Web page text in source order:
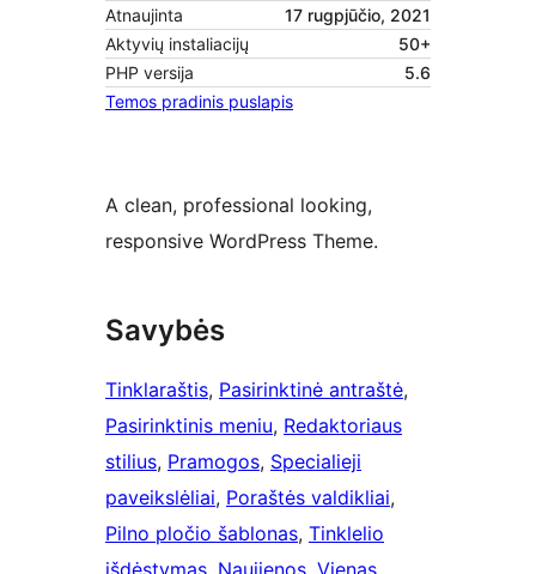
Atnaujinta
17 rugpjūčio, 2021
Aktyvių instaliacijų
50+
PHP versija
5.6
Temos pradinis puslapis
A clean, professional looking,
responsive WordPress Theme.
Savybės
Tinklaraštis, Pasirinktinė antraštė
Pasirinktinis meniu, Redaktoriaus
stilius, Pramogos, Specialieji
paveikslėliai, Poraštės valdikliai
Pilno pločio šablonas, Tinklelio